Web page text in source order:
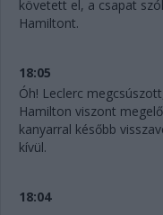
követett el, a csapat
Hamiltont.
18:05
Óh! Leclerc
Hamilton viszont
kanyarral később
kívül.
18:04